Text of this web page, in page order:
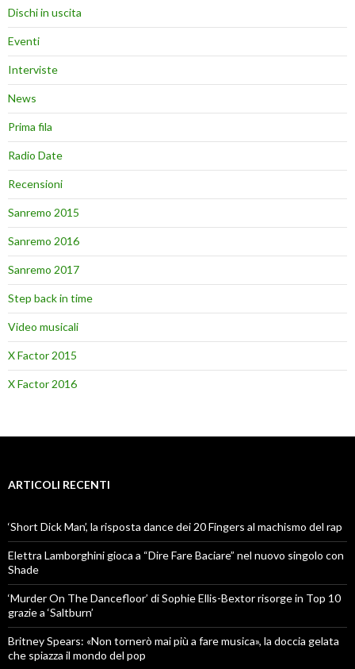
Dischi in uscita
Eventi
Interviste
News
Prima fila
Radio Date
Recensioni
Sanremo 2015
Sanremo 2016
Sanremo 2017
Step back in time
Video musicali
X Factor 2015
X Factor 2016
ARTICOLI RECENTI
‘Short Dick Man’, la risposta dance dei 20 Fingers al machismo del rap
Elettra Lamborghini gioca a “Dire Fare Baciare” nel nuovo singolo con
Shade
‘Murder On The Dancefloor’ di Sophie Ellis-Bextor risorge in Top 10
grazie a ‘Saltburn’
Britney Spears: «Non tornerò mai più a fare musica», la doccia gelata
che spiazza il mondo del pop